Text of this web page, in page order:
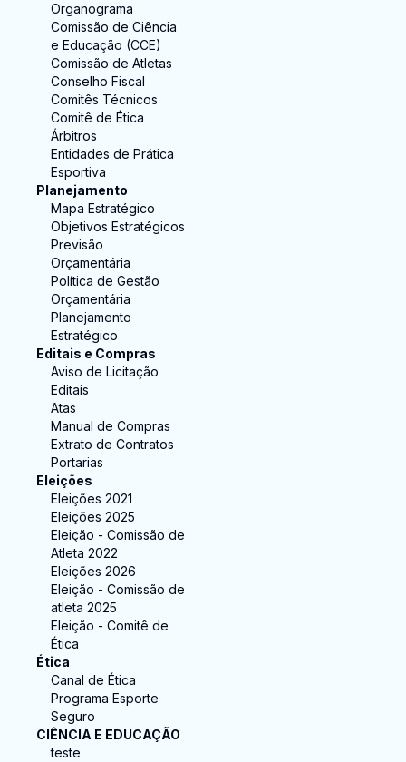
Organograma
Comissão de Ciência
e Educação (CCE)
Comissão de Atletas
Conselho Fiscal
Comitês Técnicos
Comitê de Ética
Árbitros
Entidades de Prática
Esportiva
Planejamento
Mapa Estratégico
Objetivos Estratégicos
Previsão
Orçamentária
Política de Gestão
Orçamentária
Planejamento
Estratégico
Editais e Compras
Aviso de Licitação
Editais
Atas
Manual de Compras
Extrato de Contratos
Portarias
Eleições
Eleições 2021
Eleições 2025
Eleição - Comissão de
Atleta 2022
Eleições 2026
Eleição - Comissão de
atleta 2025
Eleição - Comitê de
Ética
Ética
Canal de Ética
Programa Esporte
Seguro
CIÊNCIA E EDUCAÇÃO
teste